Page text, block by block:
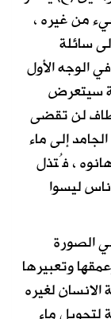
من غيره ،
سائلة
الوجه الأول
سيتعرض
لن تقضى
إلى ماء
، فُتذل
ليسوا
الصورة
وتعبيرها
لغيره